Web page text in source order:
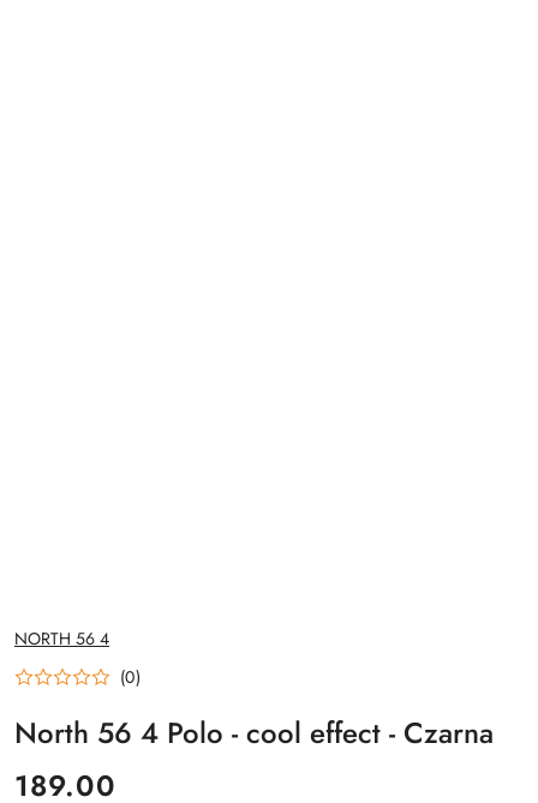
NAZWA
PRODUCENTA:
NORTH 56 4
(0)
North 56 4 Polo - cool effect - Czarna
cena:
189.00